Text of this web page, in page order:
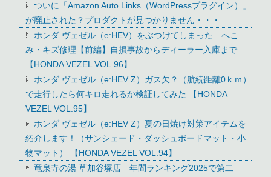
ついに「Amazon Auto Links（WordPressプラグイン）」
が廃止された？プロダクトが見つかりません・・・
ホンダ ヴェゼル（e:HEV）をぶつけてしまった…へこ
み・キズ修理【前編】自損事故からディーラー入庫まで
【HONDA VEZEL VOL.96】
ホンダ ヴェゼル（e:HEV Z）ガス欠？（航続距離0ｋｍ）
で走行したら何キロ走れるか検証してみた 【HONDA
VEZEL VOL.95】
ホンダ ヴェゼル（e:HEV Z）夏の日焼け対策アイテムを
紹介します！（サンシェード・ダッシュボードマット・小
物マット） 【HONDA VEZEL VOL.94】
竜泉寺の湯 草加谷塚店 年間ランキング2025で第二